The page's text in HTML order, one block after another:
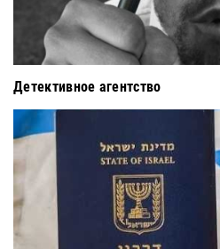
Детективное агентство